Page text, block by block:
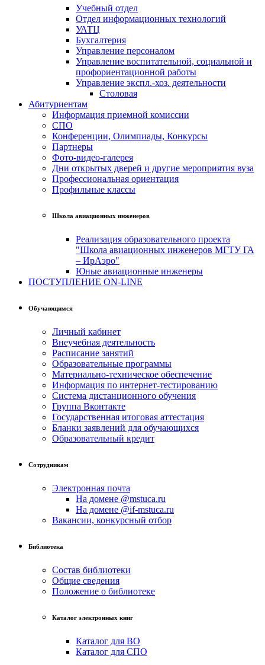
Учебный отдел
Отдел информационных технологий
УАТЦ
Бухгалтерия
Управление персоналом
Управление воспитательной, социальной и
профориентационной работы
Управление экспл.-хоз. деятельности
Столовая
Абитуриентам
Информация приемной комиссии
СПО
Конференции, Олимпиады, Конкурсы
Партнеры
Фото-видео-галерея
Дни открытых дверей и другие мероприятия вуза
Профессиональная ориентация
Профильные классы
Школа авиационных инженеров
Реализация образовательного проекта
"Школа авиационных инженеров МГТУ ГА
– ИрАэро"
Юные авиационные инженеры
ПОСТУПЛЕНИЕ ON-LINE
Обучающимся
Личный кабинет
Внеучебная деятельность
Расписание занятий
Образовательные программы
Материально-техническое обеспечение
Информация по интернет-тестированию
Система дистанционного обучения
Группа Вконтакте
Государственная итоговая аттестация
Бланки заявлений для обучающихся
Образовательный кредит
Сотрудникам
Электронная почта
На домене @mstuca.ru
На домене @if-mstuca.ru
Вакансии, конкурсный отбор
Библиотека
Состав библиотеки
Общие сведения
Положение о библиотеке
Каталог электронных книг
Каталог для ВО
Каталог для СПО